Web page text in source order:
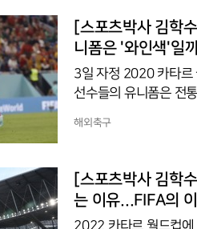
일 0시)전이 이어진다
FIFA 랭킹 1위이자 이
(7일
[스포츠박사 김학
니폼은 '와인색'일
3일 자정 2020 카타르
선수들의 유니폼은 전
형이 수직으로 배열되어 있고, 분할선 중앙에는 포르투갈의 문장이 들
색깔 자체는 와인과 전
르토 와인’으로 유명한
해외축구
[스포츠박사 김학
는 이유...FIFA의
2022 카타르 월드컵에